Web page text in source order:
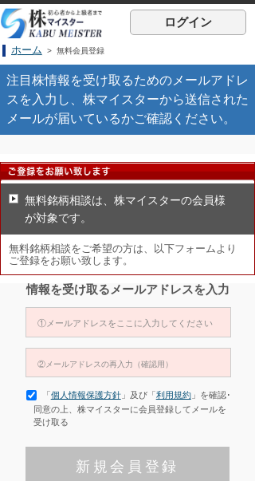
ログイン
ホーム > 無料会員登録
注目株情報を受け取るためのメールアドレ
スを入力し、株マイスターから送信された
メールが届いているかご確認ください。
無料銘柄相談は、株マイスターの会員様
が対象です。
無料銘柄相談をご希望の方は、以下フォームより
ご登録をお願い致します。
情報を受け取るメールアドレスを入力
「 個人情報保護方針」及び「 利用規約」を確認･
同意の上、株マイスターに会員登録してメールを
受け取る